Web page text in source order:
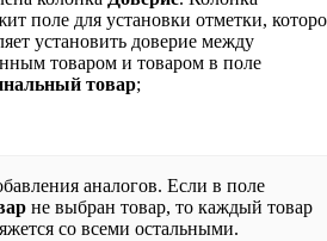
поле для установки отметки,
установить доверие между
товаром и товаром в поле
товар;
аналогов. Если в поле
не выбран товар, то каждый товар
со всеми остальными.